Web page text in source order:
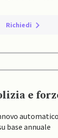
Richiedi
e
automatico
base annuale